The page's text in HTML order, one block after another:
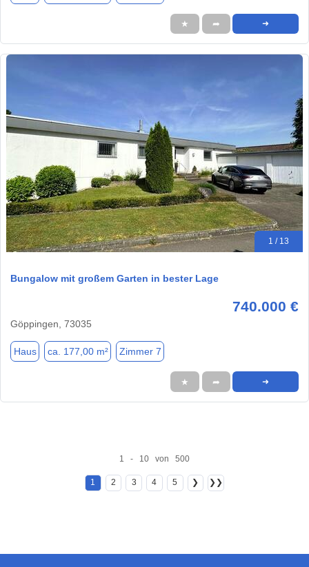
★ ➦ ➜
1 / 13
Bungalow mit großem Garten in bester Lage
740.000 €
Göppingen, 73035
Haus ca. 177,00 m² Zimmer 7
★ ➦ ➜
1 - 10 von 500
1 2 3 4 5 ❯ ❯❯